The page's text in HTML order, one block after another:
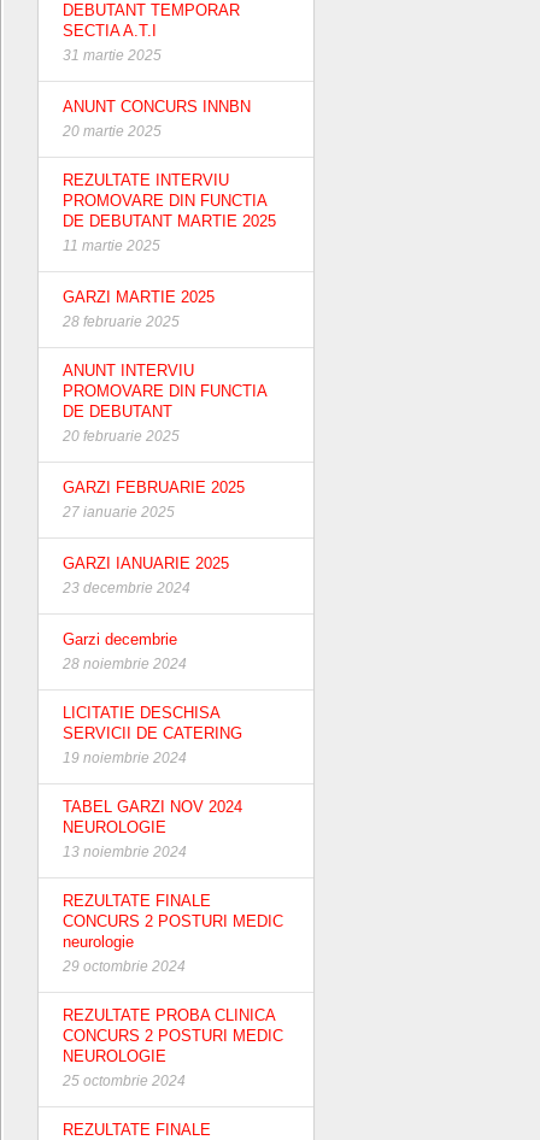
DEBUTANT TEMPORAR
SECTIA A.T.I
31 martie 2025
ANUNT CONCURS INNBN
20 martie 2025
REZULTATE INTERVIU
PROMOVARE DIN FUNCTIA
DE DEBUTANT MARTIE 2025
11 martie 2025
GARZI MARTIE 2025
28 februarie 2025
ANUNT INTERVIU
PROMOVARE DIN FUNCTIA
DE DEBUTANT
20 februarie 2025
GARZI FEBRUARIE 2025
27 ianuarie 2025
GARZI IANUARIE 2025
23 decembrie 2024
Garzi decembrie
28 noiembrie 2024
LICITATIE DESCHISA
SERVICII DE CATERING
19 noiembrie 2024
TABEL GARZI NOV 2024
NEUROLOGIE
13 noiembrie 2024
REZULTATE FINALE
CONCURS 2 POSTURI MEDIC
neurologie
29 octombrie 2024
REZULTATE PROBA CLINICA
CONCURS 2 POSTURI MEDIC
NEUROLOGIE
25 octombrie 2024
REZULTATE FINALE